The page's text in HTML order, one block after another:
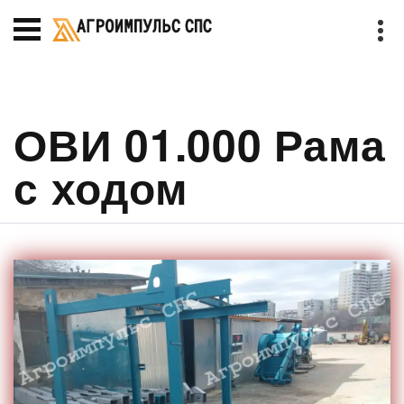
ОВИ 01.000 Рама
с ходом